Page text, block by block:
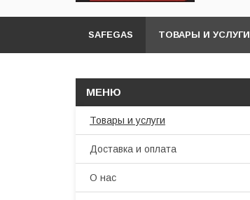
SAFEGAS ТОВАРЫ И УСЛУГИ
Товары и услуги
Доставка и оплата
О нас